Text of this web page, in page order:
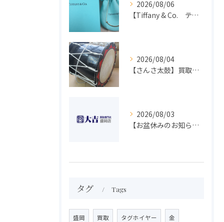
2026/08/06
【Tiffany & Co. ティファニー】買取 大吉盛岡店 アクセサリー買取しました！！
2026/08/04
【さんさ太鼓】買取 大吉盛岡店 楽器 買取します！！
2026/08/03
【お盆休みのお知らせ】買取専門 大吉 盛岡店
タグ Tags
盛岡 買取 タグホイヤー 金